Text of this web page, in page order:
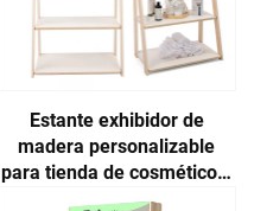
Estante exhibidor de
madera personalizable
para tienda de cosméticos,
mostrador de exhibición de